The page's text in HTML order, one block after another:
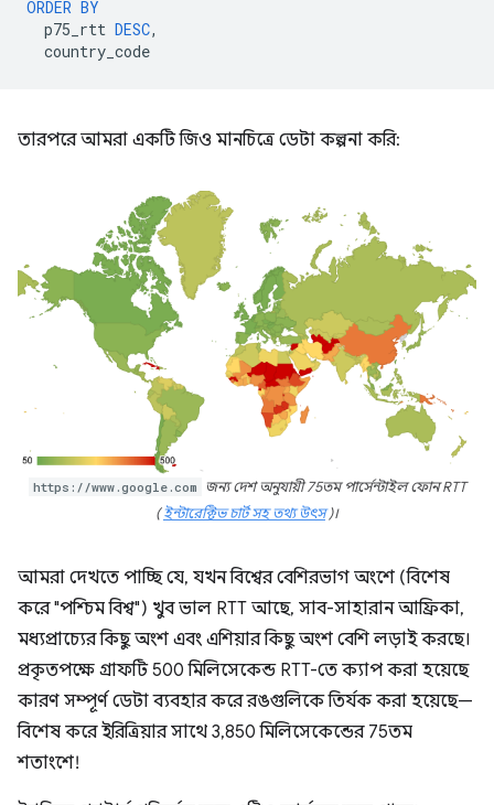
ORDER BY
p75_rtt DESC,
country_code
তারপরে আমরা একটি জিও মানচিত্রে ডেটা কল্পনা করি:
https://www.google.com জন্য দেশ অনুযায়ী 75তম পার্সেন্টাইল ফোন RTT
(ইন্টারেক্টিভ চার্ট সহ তথ্য উৎস)।
আমরা দেখতে পাচ্ছি যে, যখন বিশ্বের বেশিরভাগ অংশে (বিশেষ
করে "পশ্চিম বিশ্ব") খুব ভাল RTT আছে, সাব-সাহারান আফ্রিকা,
মধ্যপ্রাচ্যের কিছু অংশ এবং এশিয়ার কিছু অংশ বেশি লড়াই করছে।
প্রকৃতপক্ষে গ্রাফটি 500 মিলিসেকেন্ড RTT-তে ক্যাপ করা হয়েছে
কারণ সম্পূর্ণ ডেটা ব্যবহার করে রঙগুলিকে তির্যক করা হয়েছে—
বিশেষ করে ইরিত্রিয়ার সাথে 3,850 মিলিসেকেন্ডের 75তম
শতাংশে!